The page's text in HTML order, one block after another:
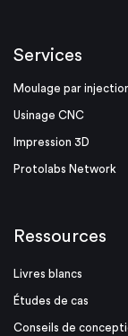
Services
Moulage par
Usinage CNC
Impression 3D
Protolabs Network
Ressources
Livres blancs
Études de cas
Conseils de